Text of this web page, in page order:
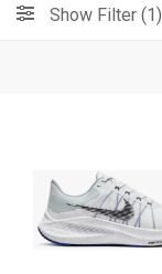
Show Filter (1)